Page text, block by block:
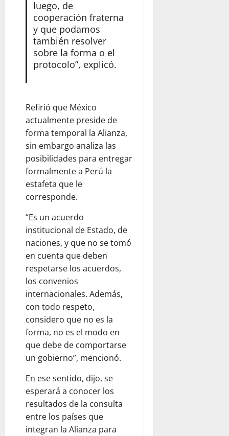
luego, de
cooperación fraterna
y que podamos
también resolver
sobre la forma o el
protocolo”, explicó.
Refirió que México
actualmente preside de
forma temporal la Alianza,
sin embargo analiza las
posibilidades para entregar
formalmente a Perú la
estafeta que le
corresponde.
“Es un acuerdo
institucional de Estado, de
naciones, y que no se tomó
en cuenta que deben
respetarse los acuerdos,
los convenios
internacionales. Además,
con todo respeto,
considero que no es la
forma, no es el modo en
que debe de comportarse
un gobierno”, mencionó.
En ese sentido, dijo, se
esperará a conocer los
resultados de la consulta
entre los países que
integran la Alianza para